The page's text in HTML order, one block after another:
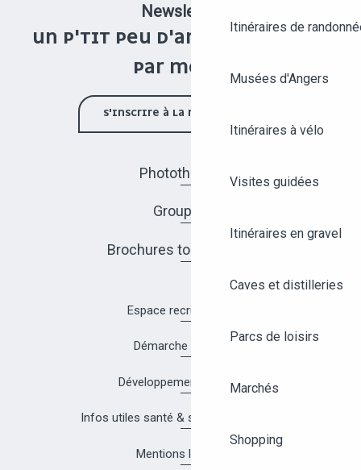
Itinéraires de
Musées d'Angers
Itinéraires à vélo
Visites guidées
Itinéraires en gravel
Caves et distilleries
Parcs de loisirs
Marchés
Shopping
Newsletter
UN P'TIT PEU D'ANGERS UNE FOIS
PAR MOIS !
S'INSCRIRE À LA NEWSLETTER
Photothèque
Groupes
Brochures touristiques
Espace recrutement
Démarche Qualité
Développement durable
Infos utiles santé & sécurité à Angers
Mentions légales